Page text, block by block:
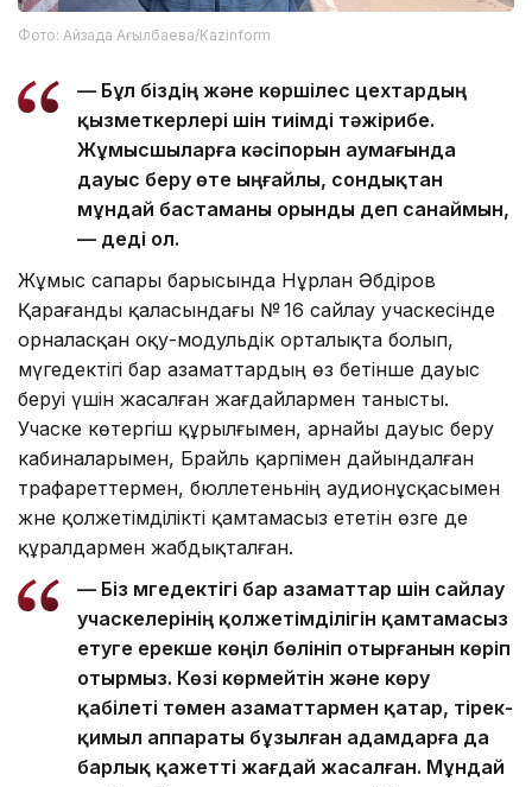
Фото: Айзада Ағылбаева/Kazinform
— Бұл біздің және көршілес цехтардың
қызметкерлері үшін тиімді тәжірибе.
Жұмысшыларға кәсіпорын аумағында
дауыс беру өте ыңғайлы, сондықтан
мұндай бастаманы орынды деп санаймын,
— деді ол.
Жұмыс сапары барысында Нұрлан Әбдіров
Қарағанды қаласындағы № 16 сайлау учаскесінде
орналасқан оқу-модульдік орталықта болып,
мүгедектігі бар азаматтардың өз бетінше дауыс
беруі үшін жасалған жағдайлармен танысты.
Учаске көтергіш құрылғымен, арнайы дауыс беру
кабиналарымен, Брайль қарпімен дайындалған
трафареттермен, бюллетеньнің аудионұсқасымен
және қолжетімділікті қамтамасыз ететін өзге де
құралдармен жабдықталған.
— Біз мүгедектігі бар азаматтар үшін сайлау
учаскелерінің қолжетімділігін қамтамасыз
етуге ерекше көңіл бөлініп отырғанын көріп
отырмыз. Көзі көрмейтін және көру
қабілеті төмен азаматтармен қатар, тірек-
қимыл аппараты бұзылған адамдарға да
барлық қажетті жағдай жасалған. Мұндай